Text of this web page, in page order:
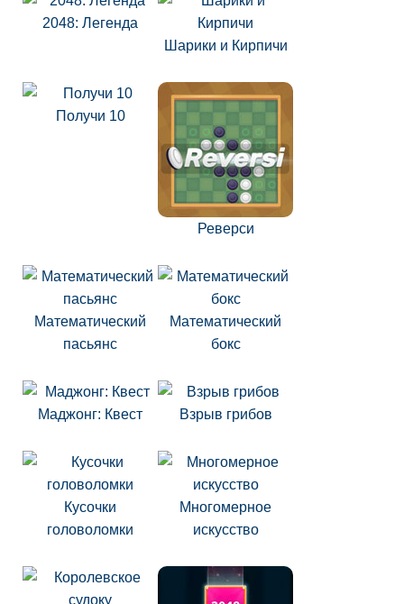
2048: Легенда
Шарики и Кирпичи
Получи 10
Реверси
Математический
пасьянс
Математический
бокс
Маджонг: Квест Взрыв грибов
Кусочки
головоломки
Многомерное
искусство